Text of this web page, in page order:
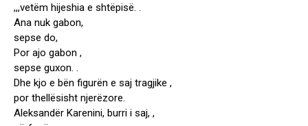
,,,vetëm hijeshia e shtëpisë. .
Ana nuk gabon,
sepse do,
Por ajo gabon ,
sepse guxon. .
Dhe kjo e bën figurën e saj tragjike ,
por thellësisht njerëzore.
Aleksandër Karenini, burri i saj, ,